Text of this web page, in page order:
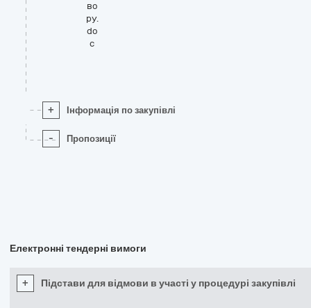
во
ру.
do
c
+ Інформація по закупівлі
- Пропозиції
Електронні тендерні вимоги
+ Підстави для відмови в участі у процедурі закупівлі